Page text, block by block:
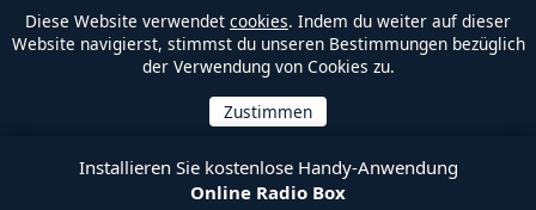
Diese Website verwendet cookies. Indem du weiter auf dieser
Website navigierst, stimmst du unseren Bestimmungen bezüglich
der Verwendung von Cookies zu.
Installieren Sie kostenlose Handy-Anwendung
Online Radio Box